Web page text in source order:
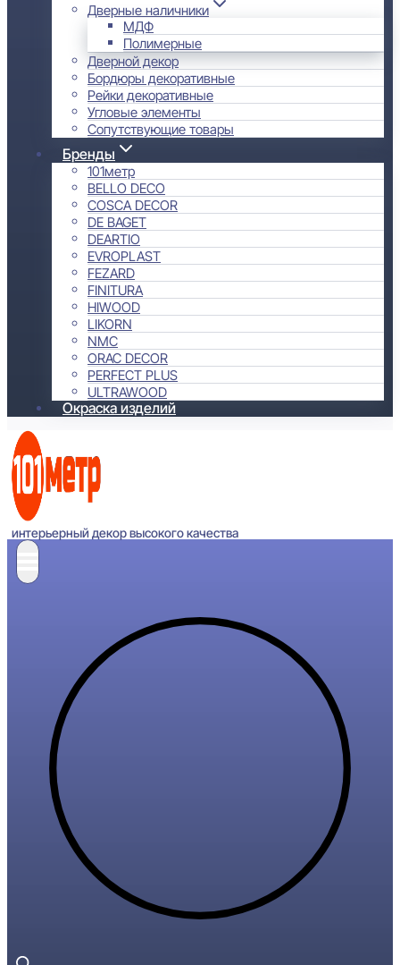
Дверные наличники
МДФ
Полимерные
Дверной декор
Бордюры декоративные
Рейки декоративные
Угловые элементы
Сопутствующие товары
Бренды
101метр
BELLO DECO
COSCA DECOR
DE BAGET
DEARTIO
EVROPLAST
FEZARD
FINITURA
HIWOOD
LIKORN
NMC
ORAC DECOR
PERFECT PLUS
ULTRAWOOD
Окраска изделий
интерьерный декор высокого качества